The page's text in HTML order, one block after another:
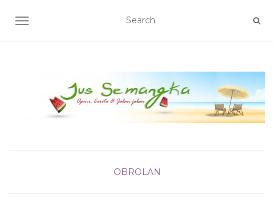
TOGGLE NAVIGATION
OBROLAN